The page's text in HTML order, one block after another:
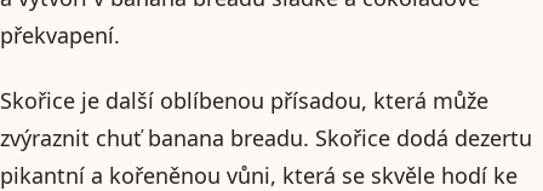
překvapení.
Skořice je další oblíbenou přísadou, která může
zvýraznit chuť banana breadu. Skořice dodá dezertu
pikantní a kořeněnou vůni, která se skvěle hodí ke